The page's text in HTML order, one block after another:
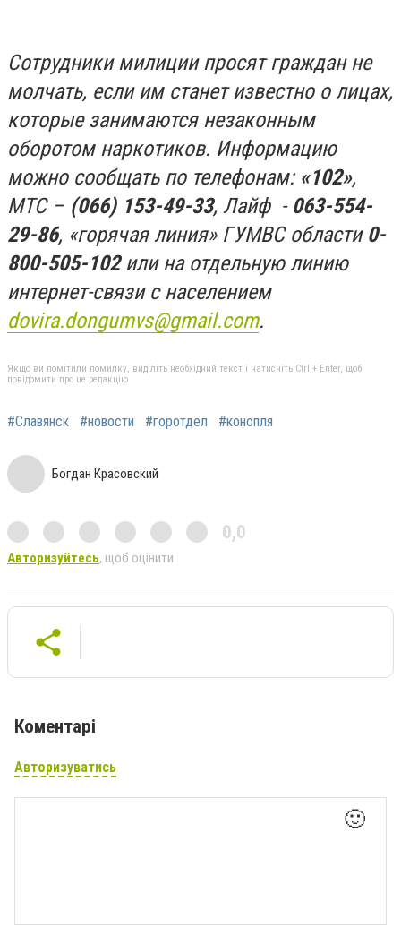
Сотрудники милиции просят граждан не
молчать, если им станет известно о лицах,
которые занимаются незаконным
оборотом наркотиков. Информацию
можно сообщать по телефонам: «102»,
МТС – (066) 153-49-33, Лайф - 063-554-
29-86, «горячая линия» ГУМВС области 0-
800-505-102или на отдельную линию
интернет-связи с населением
dovira.dongumvs@gmail.com.
Якщо ви помітили помилку, виділіть необхідний текст і натисніть Ctrl + Enter, щоб
повідомити про це редакцію
#Славянск #новости #горотдел #конопля
Богдан Красовский
0,0
Авторизуйтесь, щоб оцінити
Коментарі
Авторизуватись
🙂